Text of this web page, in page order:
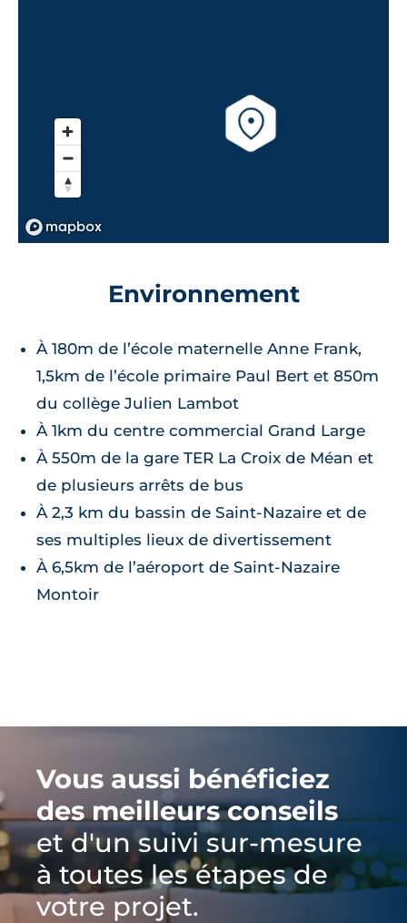
Environnement
À 180m de l’école maternelle Anne Frank,
1,5km de l’école primaire Paul Bert et 850m
du collège Julien Lambot
À 1km du centre commercial Grand Large
À 550m de la gare TER La Croix de Méan et
de plusieurs arrêts de bus
À 2,3 km du bassin de Saint-Nazaire et de
ses multiples lieux de divertissement
À 6,5km de l’aéroport de Saint-Nazaire
Montoir
Vous aussi bénéficiez
des meilleurs conseils
et d'un suivi sur-mesure
à toutes les étapes de
votre projet.